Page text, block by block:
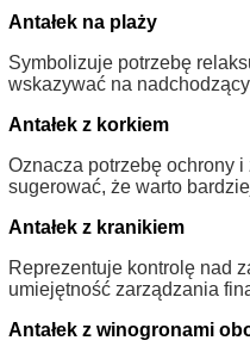
Antałek na plaży
Symbolizuje potrzebę
wskazywać na
Antałek z korkiem
Oznacza potrzebę ochrony
sugerować, że warto
Antałek z kranikiem
Reprezentuje kontrolę nad
umiejętność zarządzania
Antałek z winogronami